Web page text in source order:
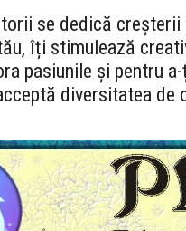
se dedică creșterii
îți stimulează
pasiunile și pentru
diversitatea de